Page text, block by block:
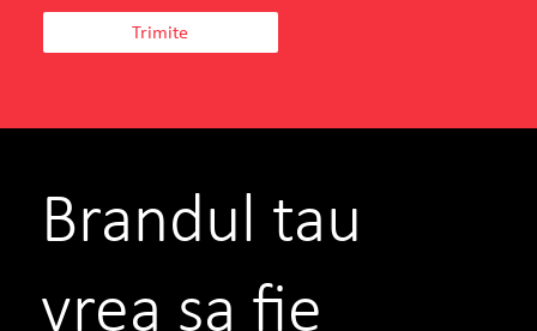
Brandul tau
vrea sa fie